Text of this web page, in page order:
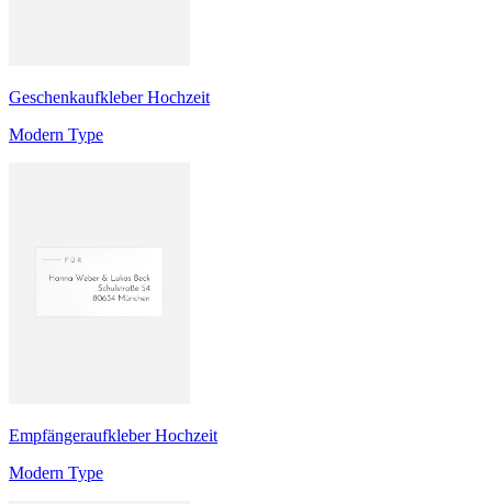
Geschenkaufkleber Hochzeit
Modern Type
Empfängeraufkleber Hochzeit
Modern Type